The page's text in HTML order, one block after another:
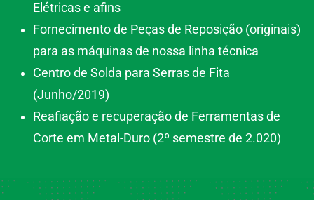
Elétricas e afins
Fornecimento de Peças de Reposição (originais)
para as máquinas de nossa linha técnica
Centro de Solda para Serras de Fita
(Junho/2019)
Reafiação e recuperação de Ferramentas de
Corte em Metal-Duro (2º semestre de 2.020)